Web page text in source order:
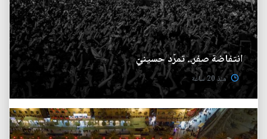
انتفاضة صفر.. تمرّد حسينيّ
منذ 20 ساعة